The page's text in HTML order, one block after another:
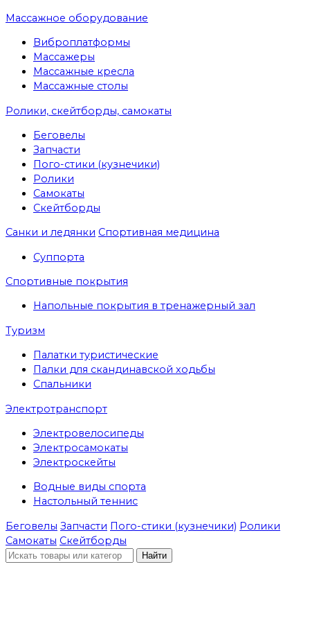
Массажное оборудование
Виброплатформы
Массажеры
Массажные кресла
Массажные столы
Ролики, скейтборды, самокаты
Беговелы
Запчасти
Пого-стики (кузнечики)
Ролики
Самокаты
Скейтборды
Санки и ледянки Спортивная медицина
Суппорта
Спортивные покрытия
Напольные покрытия в тренажерный зал
Туризм
Палатки туристические
Палки для скандинавской ходьбы
Спальники
Электротранспорт
Электровелосипеды
Электросамокаты
Электроскейты
Водные виды спорта
Настольный теннис
Беговелы Запчасти Пого-стики (кузнечики) Ролики
Самокаты Скейтборды
Найти